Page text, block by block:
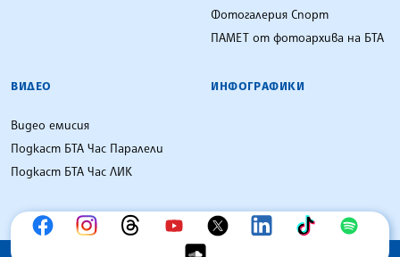
Фотогалерия Спорт
ПАМЕТ от фотоархива на БТА
ВИДЕО
Видео емисия
Подкаст БТА Час Паралели
Подкаст БТА Час ЛИК
ИНФОГРАФИКИ